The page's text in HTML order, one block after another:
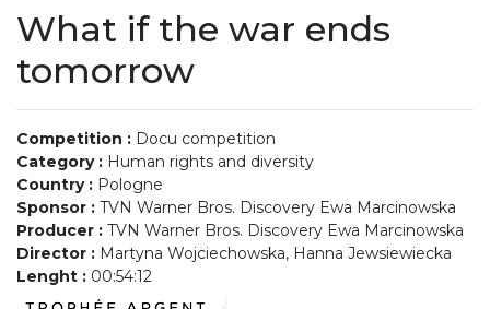
What if the war ends
tomorrow
Competition : Docu competition
Category : Human rights and diversity
Country : Pologne
Sponsor : TVN Warner Bros. Discovery Ewa Marcinowska
Producer : TVN Warner Bros. Discovery Ewa Marcinowska
Director : Martyna Wojciechowska, Hanna Jewsiewiecka
Lenght : 00:54:12